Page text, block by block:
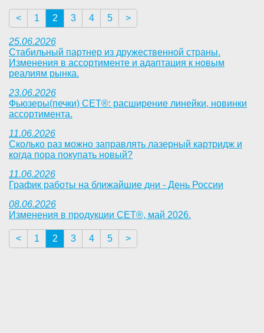
<
<
1 2 3 4 5 >
25.06.2026
Стабильный партнер из дружественной страны.
Изменения в ассортименте и адаптация к новым
реалиям рынка.
23.06.2026
Фьюзеры(печки) СЕТ®: расширение линейки, новинки
ассортимента.
11.06.2026
Сколько раз можно заправлять лазерный картридж и
когда пора покупать новый?
11.06.2026
График работы на ближайшие дни - День России
08.06.2026
Изменения в продукции CET®, май 2026.
<
1 2 3 4 5 >